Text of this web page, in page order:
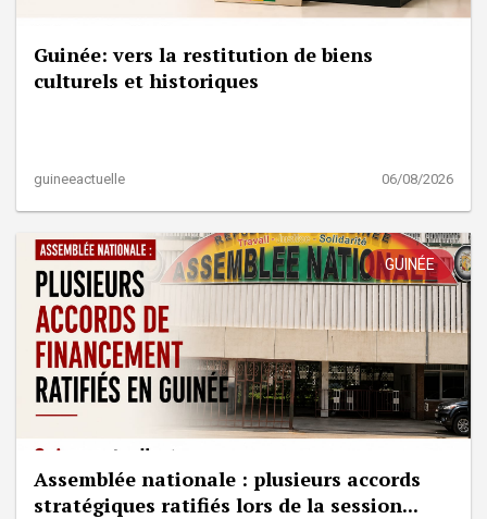
Guinée: vers la restitution de biens
culturels et historiques
guineeactuelle 06/08/2026
GUINÉE
Assemblée nationale : plusieurs accords
stratégiques ratifiés lors de la session...